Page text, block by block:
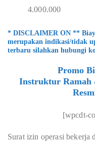
4.000.000
* DISCLAIMER ON **
merupakan indikasi/tidak
terbaru silahkan hubungi
Promo
Instruktur Ramah
[wpcdt-
Surat izin operasi bekerja